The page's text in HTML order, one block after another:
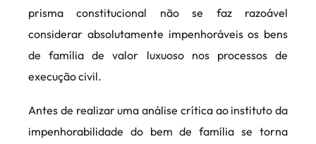
prisma constitucional não se faz razoável
considerar absolutamente impenhoráveis os bens
de família de valor luxuoso nos processos de
execução civil.
Antes de realizar uma análise crítica ao instituto da
impenhorabilidade do bem de família se torna